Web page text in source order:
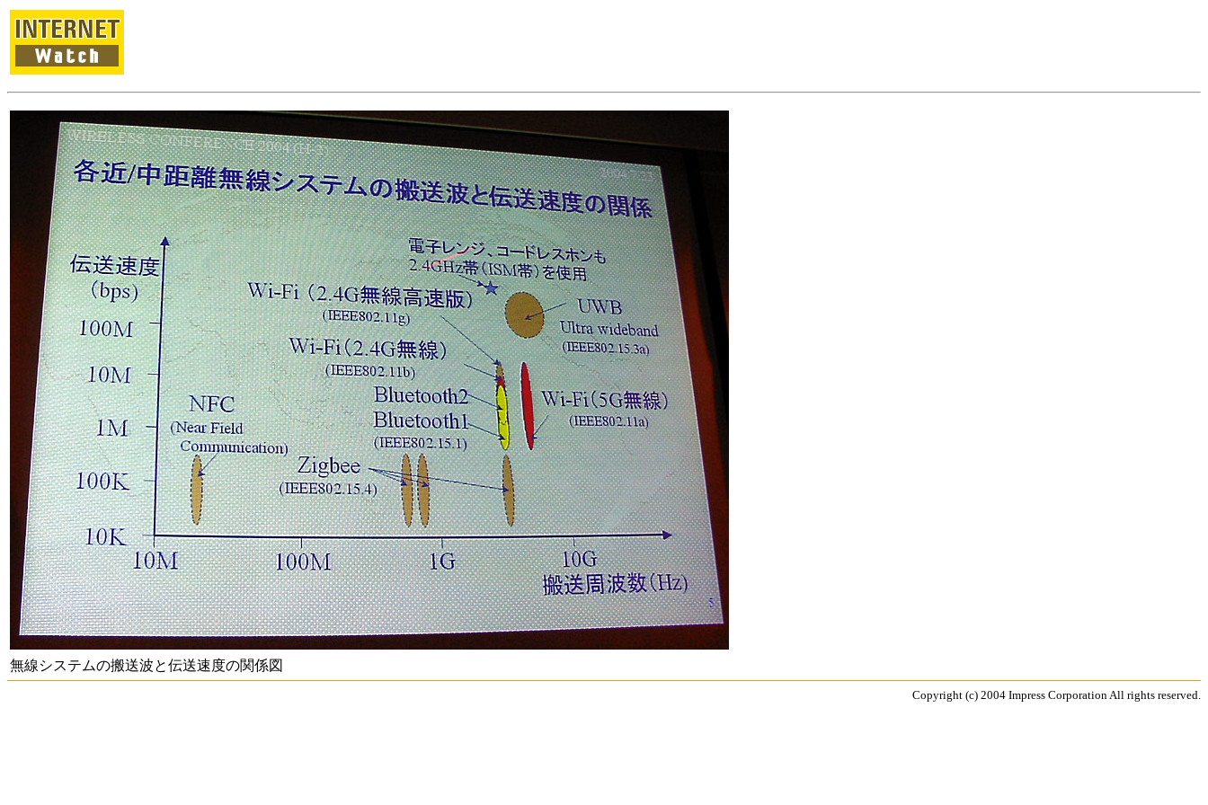
無線システムの搬送波と伝送速度の関係図
Copyright (c) 2004 Impress Corporation All rights reserved.